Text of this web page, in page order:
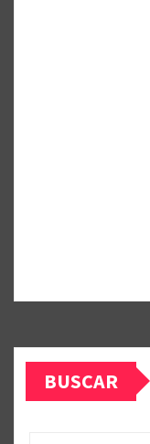
BUSCAR